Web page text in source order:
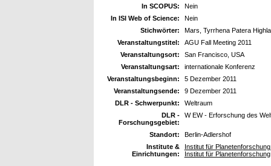
In SCOPUS:
Nein
In ISI Web of Science:
Nein
Stichwörter:
Mars, Tyrrhena Patera
Veranstaltungstitel:
AGU Fall Meeting 2011
Veranstaltungsort:
San Francisco, USA
Veranstaltungsart:
internationale Konferenz
Veranstaltungsbeginn:
5 Dezember 2011
Veranstaltungsende:
9 Dezember 2011
DLR - Schwerpunkt:
Weltraum
DLR -
Forschungsgebiet:
W EW - Erforschung des
Standort:
Berlin-Adlershof
Institute &
Einrichtungen:
Institut für
Institut für Planetenforschung